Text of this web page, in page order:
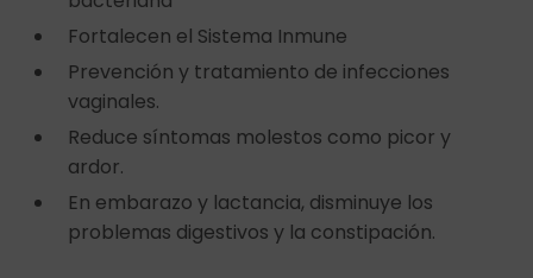
Fortalecen el Sistema Inmune
Prevención y tratamiento de infecciones
vaginales.
Reduce síntomas molestos como picor y
ardor.
En embarazo y lactancia, disminuye los
problemas digestivos y la constipación.